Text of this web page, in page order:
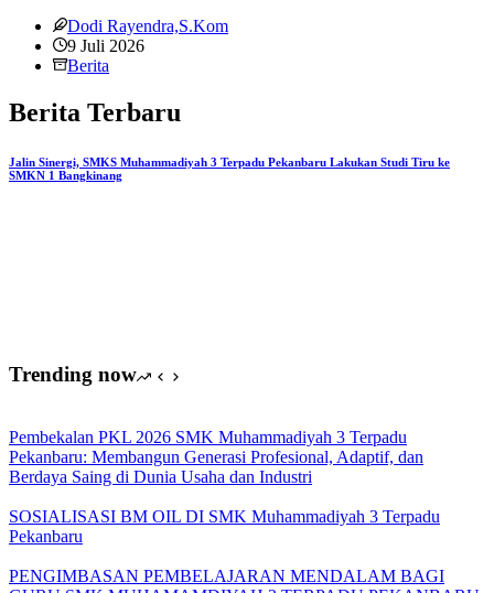
2026
Pekanbaru:
Generasi
Dodi Rayendra,S.Kom
9 Juli 2026
Berita
Berita Terbaru
Jalin Sinergi, SMKS Muhammadiyah 3 Terpadu Pekanbaru Lakukan Studi Tiru ke
SMKN 1 Bangkinang
Trending now
Pembekalan PKL 2026 SMK Muhammadiyah 3 Terpadu
Pekanbaru: Membangun Generasi Profesional, Adaptif, dan
Berdaya Saing di Dunia Usaha dan Industri
SOSIALISASI BM OIL DI SMK Muhammadiyah 3 Terpadu
Pekanbaru
PENGIMBASAN PEMBELAJARAN MENDALAM BAGI